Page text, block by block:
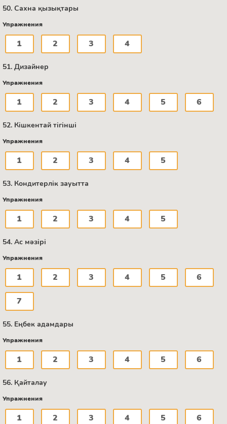
50. Сахна қызықтары
Упражнения
1 2 3 4
51. Дизайнер
Упражнения
1 2 3 4 5 6
52. Кішкентай тігінші
Упражнения
1 2 3 4 5
53. Кондитерлік зауытта
Упражнения
1 2 3 4 5
54. Ас мәзірі
Упражнения
1 2 3 4 5 6
7
55. Еңбек адамдары
Упражнения
1 2 3 4 5 6
56. Қайталау
Упражнения
1 2 3 4 5 6